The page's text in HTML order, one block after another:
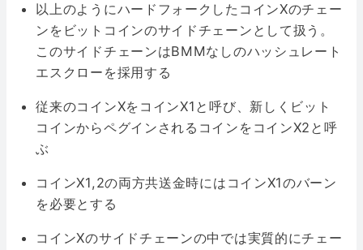
以上のようにハードフォークしたコインXのチェー
ンをビットコインのサイドチェーンとして扱う。
このサイドチェーンはBMMなしのハッシュレート
エスクローを採用する
従来のコインXをコインX1と呼び、新しくビット
コインからペグインされるコインをコインX2と呼
ぶ
コインX1,2の両方共送金時にはコインX1のバーン
を必要とする
コインXのサイドチェーンの中では実質的にチェー